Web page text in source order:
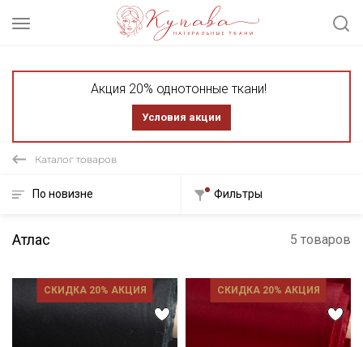
Акция 20% однотонные ткани!
Условия акции
Каталог товаров
По новизне Фильтры
Атлас 5 товаров
СКИДКА 20% АКЦИЯ СКИДКА 20% АКЦИЯ